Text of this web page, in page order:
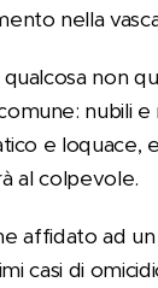
nella
non
nubili
e loquace,
al colpevole.
affidato ad
casi di